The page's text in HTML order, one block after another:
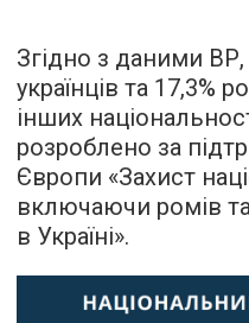
Згідно з даними ВР,
українців та 17,3%
інших
розроблено за
Європи «Захист
включаючи ромів
в Україні».